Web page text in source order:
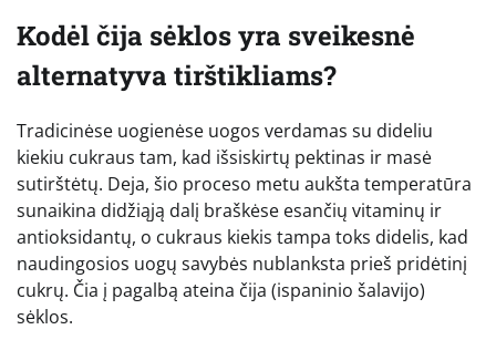
Kodėl čija sėklos yra sveikesnė
alternatyva tirštikliams?
Tradicinėse uogienėse uogos verdamas su dideliu
kiekiu cukraus tam, kad išsiskirtų pektinas ir masė
sutirštėtų. Deja, šio proceso metu aukšta temperatūra
sunaikina didžiąją dalį braškėse esančių vitaminų ir
antioksidantų, o cukraus kiekis tampa toks didelis, kad
naudingosios uogų savybės nublanksta prieš pridėtinį
cukrų. Čia į pagalbą ateina čija (ispaninio šalavijo)
sėklos.